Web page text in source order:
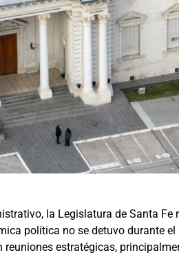
la Legislatura de Santa Fe
política no se detuvo durante
estratégicas,